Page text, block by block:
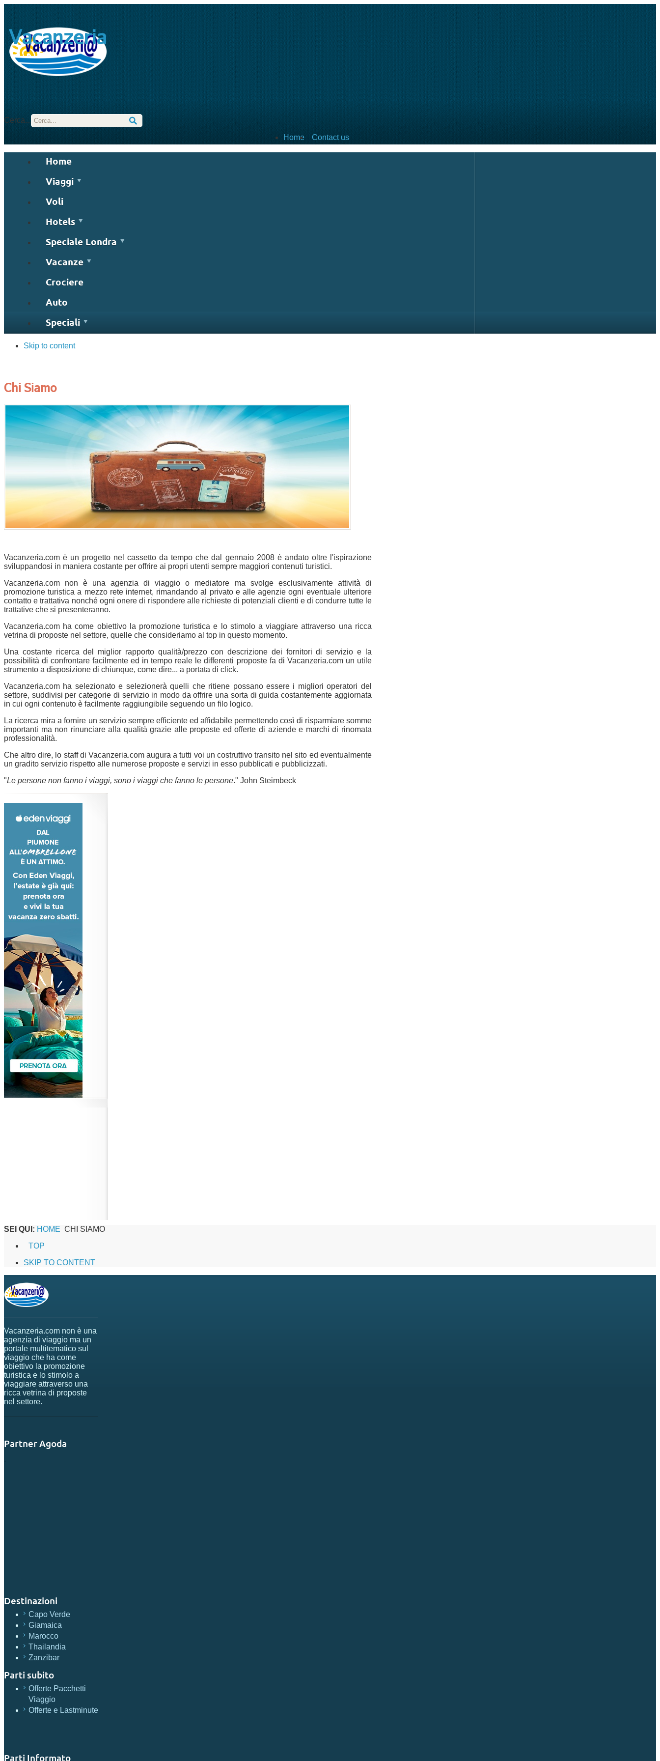
Vacanzeria
Home Contact us
Cerca...
Home
Viaggi
Voli
Hotels
Speciale Londra
Vacanze
Crociere
Auto
Speciali
Skip to content
Chi Siamo
Vacanzeria.com è un progetto nel cassetto da tempo che dal gennaio 2008 è andato oltre l'ispirazione
sviluppandosi in maniera costante per offrire ai propri utenti sempre maggiori contenuti turistici.
Vacanzeria.com non è una agenzia di viaggio o mediatore ma svolge esclusivamente attività di
promozione turistica a mezzo rete internet, rimandando al privato e alle agenzie ogni eventuale ulteriore
contatto e trattativa nonché ogni onere di rispondere alle richieste di potenziali clienti e di condurre tutte le
trattative che si presenteranno.
Vacanzeria.com ha come obiettivo la promozione turistica e lo stimolo a viaggiare attraverso una ricca
vetrina di proposte nel settore, quelle che consideriamo al top in questo momento.
Una costante ricerca del miglior rapporto qualità/prezzo con descrizione dei fornitori di servizio e la
possibilità di confrontare facilmente ed in tempo reale le differenti proposte fa di Vacanzeria.com un utile
strumento a disposizione di chiunque, come dire... a portata di click.
Vacanzeria.com ha selezionato e selezionerà quelli che ritiene possano essere i migliori operatori del
settore, suddivisi per categorie di servizio in modo da offrire una sorta di guida costantemente aggiornata
in cui ogni contenuto è facilmente raggiungibile seguendo un filo logico.
La ricerca mira a fornire un servizio sempre efficiente ed affidabile permettendo così di risparmiare somme
importanti ma non rinunciare alla qualità grazie alle proposte ed offerte di aziende e marchi di rinomata
professionalità.
Che altro dire, lo staff di Vacanzeria.com augura a tutti voi un costruttivo transito nel sito ed eventualmente
un gradito servizio rispetto alle numerose proposte e servizi in esso pubblicati e pubblicizzati.
"Le persone non fanno i viaggi, sono i viaggi che fanno le persone." John Steimbeck
SEI QUI: HOME CHI SIAMO
TOP
SKIP TO CONTENT
Vacanzeria.com non è una
agenzia di viaggio ma un
portale multitematico sul
viaggio che ha come
obiettivo la promozione
turistica e lo stimolo a
viaggiare attraverso una
ricca vetrina di proposte
nel settore.
Partner Agoda
Destinazioni
Capo Verde
Giamaica
Marocco
Thailandia
Zanzibar
Parti subito
Offerte Pacchetti
Viaggio
Offerte e Lastminute
Parti Informato